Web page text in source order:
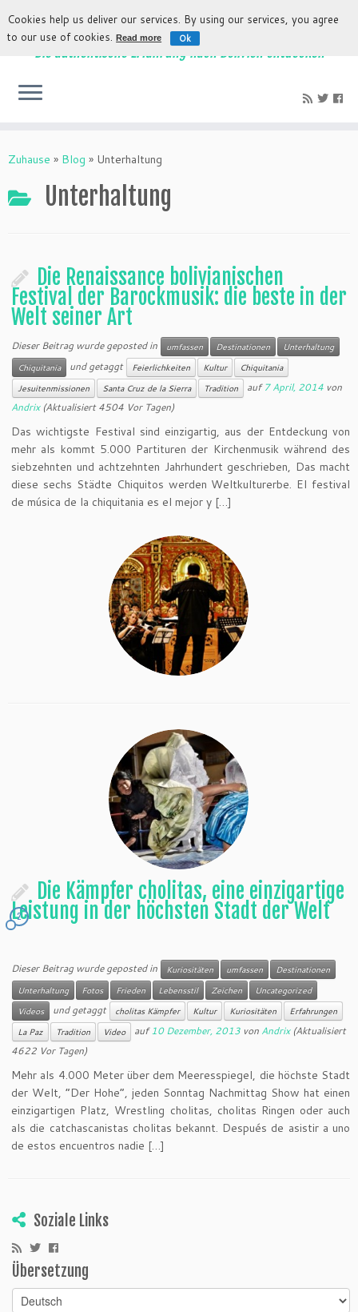
Die authentische Erfahrung nach Bolivien entdecken
Zuhause » Blog » Unterhaltung
Unterhaltung
Die Renaissance bolivianischen
Festival der Barockmusik: die beste in der
Welt seiner Art
Dieser Beitrag wurde geposted in umfassen Destinationen
Unterhaltung
Chiquitania
und getaggt Feierlichkeiten Kultur
Chiquitania
Jesuitenmissionen
Santa Cruz de la Sierra Tradition auf7 April, 2014 von
Andrix(Aktualisiert 4504 Vor Tagen)
Das wichtigste Festival sind einzigartig, aus der Entdeckung von
mehr als kommt 5.000 Partituren der Kirchenmusik während des
siebzehnten und achtzehnten Jahrhundert geschrieben, Das macht
diese sechs Städte Chiquitos werden Weltkulturerbe. El festival
de música de la chiquitania es el mejor y […]
Die Kämpfer cholitas, eine einzigartige
Leistung in der höchsten Stadt der Welt
2
Dieser Beitrag wurde geposted in Kuriositäten umfassen
Destinationen
Unterhaltung
Fotos Frieden Lebensstil Zeichen
Uncategorized
Videos
und getaggt cholitas Kämpfer Kultur Kuriositäten
Erfahrungen
La Paz
Tradition Video auf10 Dezember, 2013 von Andrix(Aktualisiert
4622 Vor Tagen)
Mehr als 4.000 Meter über dem Meeresspiegel, die höchste Stadt
der Welt, “Der Hohe”, jeden Sonntag Nachmittag Show hat einen
einzigartigen Platz, Wrestling cholitas, cholitas Ringen oder auch
als die catchascanistas cholitas bekannt. Después de asistir a uno
de estos encuentros nadie […]
Soziale Links
Übersetzung
Cookies help us deliver our services. By using our services, you agree
to our use of cookies.Read more Ok